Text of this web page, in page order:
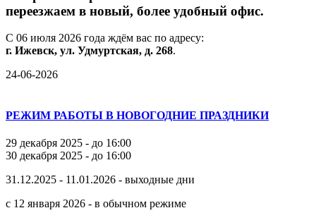
переезжаем в новый, более удобный офис.
С 06 июля 2026 года ждём вас по адресу:
г. Ижевск, ул. Удмуртская, д. 268.
24-06-2026
РЕЖИМ РАБОТЫ В НОВОГОДНИЕ ПРАЗДНИКИ
29 декабря 2025 - до 16:00
30 декабря 2025 - до 16:00
31.12.2025 - 11.01.2026 - выходные дни
с 12 января 2026 - в обычном режиме